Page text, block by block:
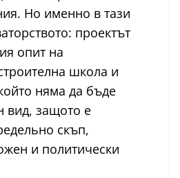
Но именно в тази
проектът
опит на
школа и
няма да бъде
вид, защото е
скъп,
и политически